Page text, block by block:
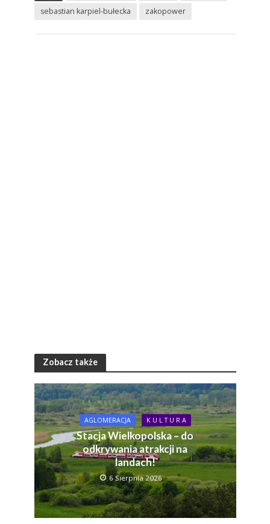
sebastian karpiel-bułecka
zakopower
Zobacz także
AGLOMERACJA K U L T U R A
Stacja Wielkopolska – do
odkrywania atrakcji na
landach!
6 Sierpnia 2026